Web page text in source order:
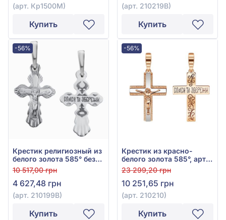
(арт. Кр1500М)
Купить
(арт. 210219В)
Купить
-56%
Крестик религиозный из
белого золота 585° без
вставки, арт. 210199В
10 517,00 грн
4 627,48 грн
(арт. 210199В)
Купить
-56%
Крестик из красно-
белого золота 585°, арт.
210210
23 299,20 грн
10 251,65 грн
(арт. 210210)
Купить